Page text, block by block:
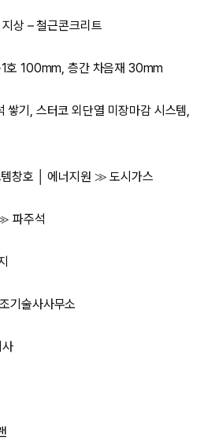
상 – 철근콘크리트
호 100mm, 층간 차음재 30mm
기, 스터코 외단열 미장마감 시스템,
창호 │ 에너지원 ≫ 도시가스
파주석
기술사사무소